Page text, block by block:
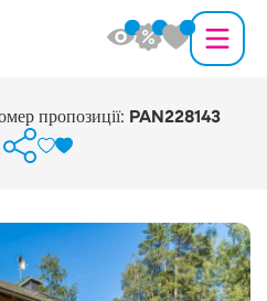
пропозиції: PAN228143